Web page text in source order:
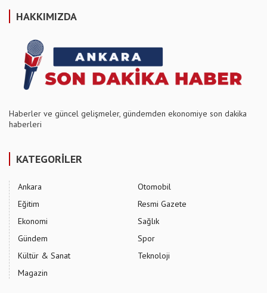
HAKKIMIZDA
Haberler ve güncel gelişmeler, gündemden ekonomiye son dakika
haberleri
KATEGORİLER
Ankara
Eğitim
Ekonomi
Gündem
Kültür & Sanat
Magazin
Otomobil
Resmi Gazete
Sağlık
Spor
Teknoloji